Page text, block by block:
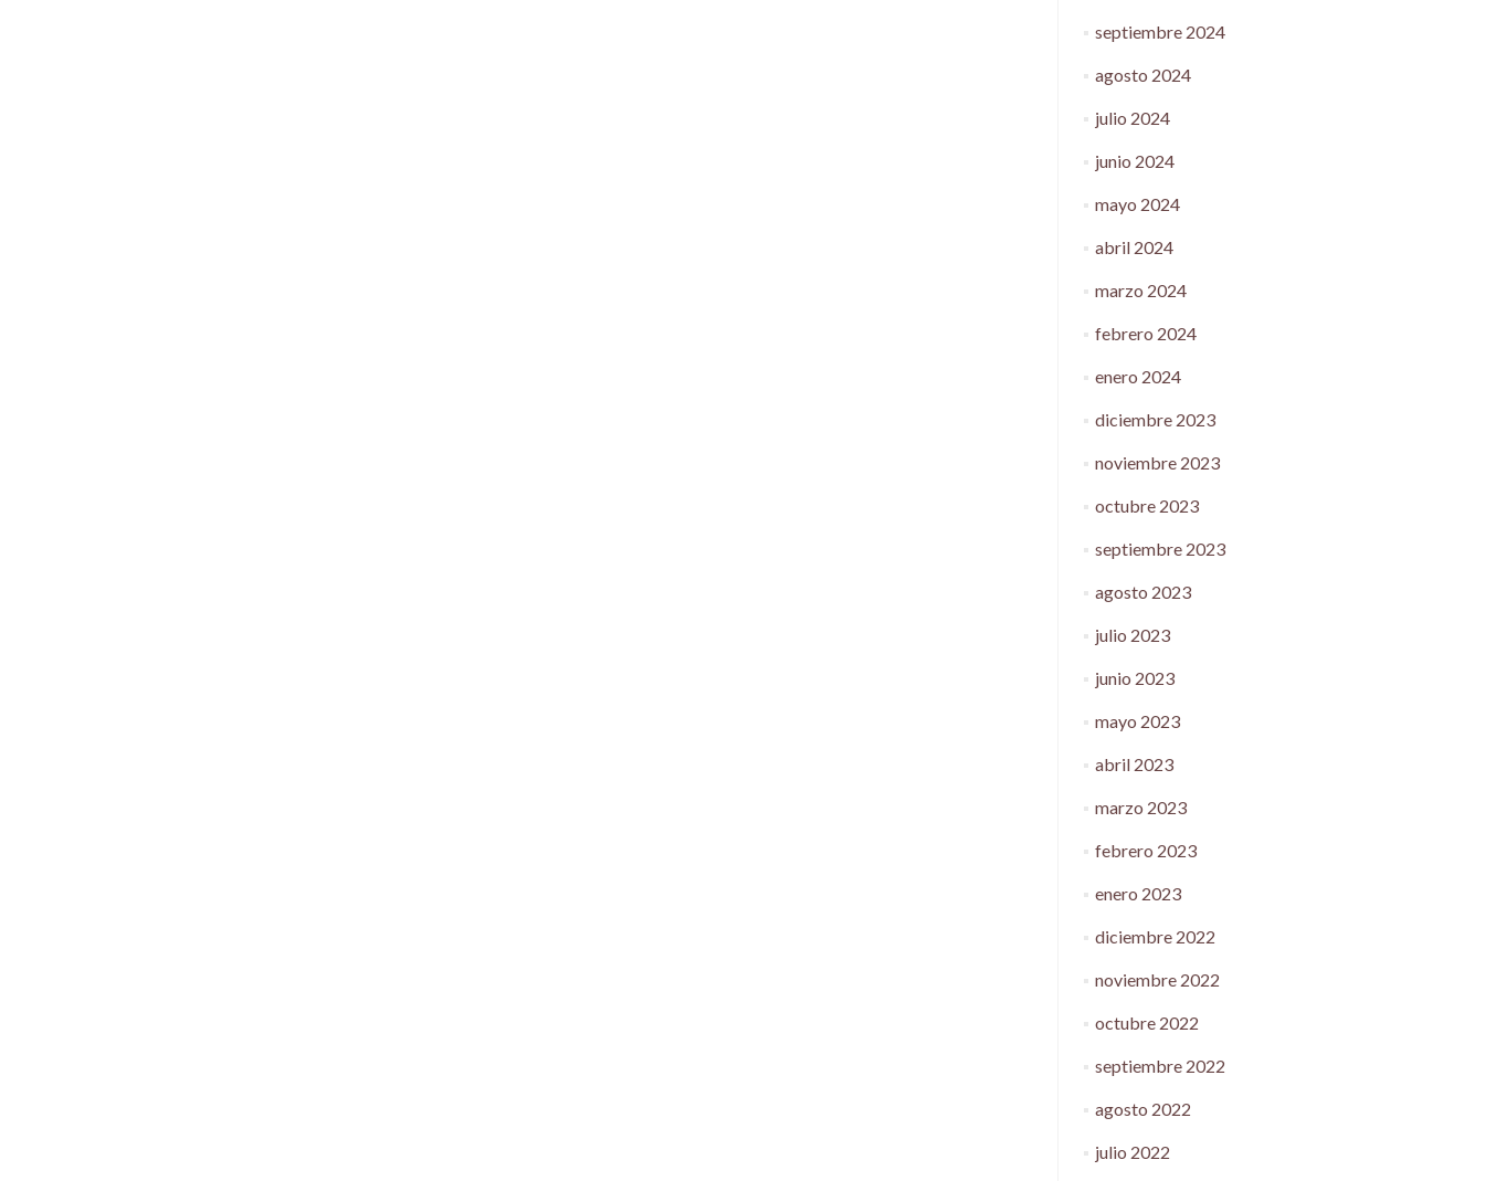
septiembre 2024
agosto 2024
julio 2024
junio 2024
mayo 2024
abril 2024
marzo 2024
febrero 2024
enero 2024
diciembre 2023
noviembre 2023
octubre 2023
septiembre 2023
agosto 2023
julio 2023
junio 2023
mayo 2023
abril 2023
marzo 2023
febrero 2023
enero 2023
diciembre 2022
noviembre 2022
octubre 2022
septiembre 2022
agosto 2022
julio 2022